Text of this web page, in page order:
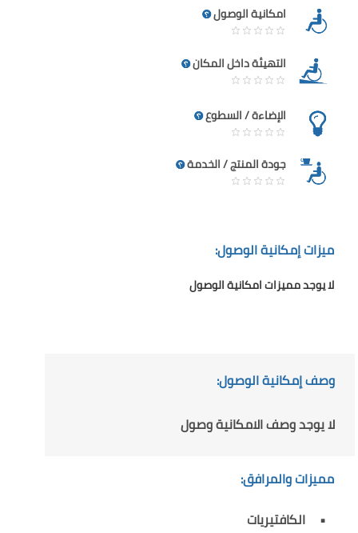
امكانية الوصول
التهيئة داخل المكان
الإضاءة / السطوع
جودة المنتج / الخدمة
ميزات إمكانية الوصول:
لا يوجد مميزات امكانية الوصول
وصف إمكانية الوصول:
لا يوجد وصف الامكانية وصول
مميزات والمرافق:
الكافتيريات